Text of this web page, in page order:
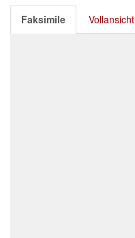
Faksimile Vollansicht